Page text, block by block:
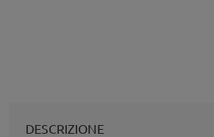
DESCRIZIONE